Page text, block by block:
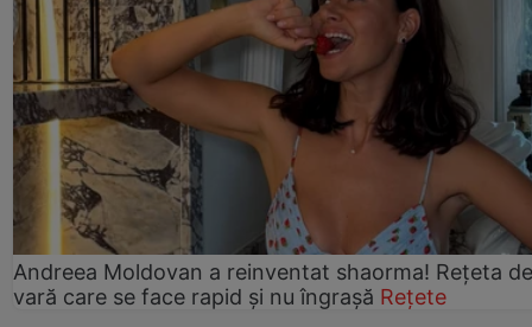
Andreea Moldovan a reinventat shaorma! Rețeta de
vară care se face rapid și nu îngrașă Rețete